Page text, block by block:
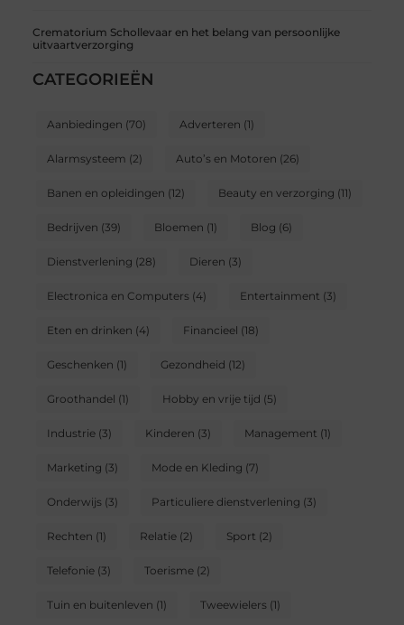
Crematorium Schollevaar en het belang van persoonlijke
uitvaartverzorging
CATEGORIEËN
Aanbiedingen (70) Adverteren (1)
Alarmsysteem (2) Auto’s en Motoren (26)
Banen en opleidingen (12) Beauty en verzorging (11)
Bedrijven (39) Bloemen (1) Blog (6)
Dienstverlening (28) Dieren (3)
Electronica en Computers(4) Entertainment (3)
Eten en drinken (4) Financieel (18)
Geschenken (1) Gezondheid (12)
Groothandel (1) Hobby en vrije tijd (5)
Industrie(3) Kinderen (3) Management (1)
Marketing (3) Mode en Kleding (7)
Onderwijs(3) Particuliere dienstverlening (3)
Rechten (1) Relatie(2) Sport (2)
Telefonie(3) Toerisme(2)
Tuin en buitenleven (1) Tweewielers(1)